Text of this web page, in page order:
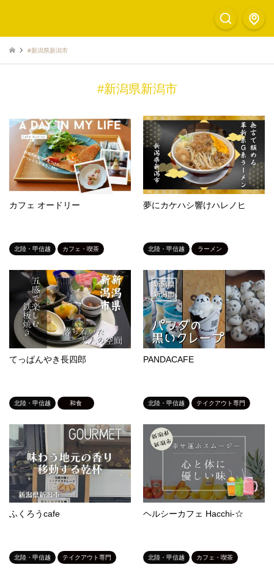
#新潟県新潟市
#新潟県新潟市
カフェ オードリー
北陸・甲信越 カフェ・喫茶
夢にカケハシ響けハレノヒ
北陸・甲信越 ラーメン
てっぱんやき長四郎
北陸・甲信越 和食
PANDACAFE
北陸・甲信越 テイクアウト専門
ふくろうcafe
北陸・甲信越 テイクアウト専門
ヘルシーカフェ Hacchi-☆
北陸・甲信越 カフェ・喫茶